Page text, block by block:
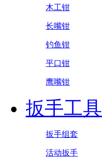
木工钳
长嘴钳
钓鱼钳
平口钳
鹰嘴钳
扳手工具
扳手组套
活动扳手